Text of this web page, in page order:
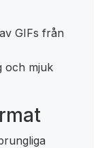
GIFs från
och mjuk